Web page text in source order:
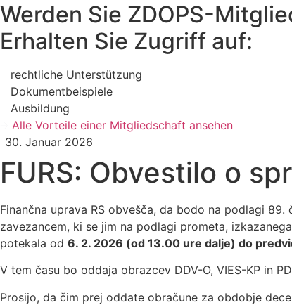
Werden Sie ZDOPS-
Erhalten Sie Zugriff auf:
rechtliche Unterstützung
Dokumentbeispiele
Ausbildung
Alle Vorteile einer Mitgliedschaft ansehen
30. Januar 2026
FURS: Obvestilo o
Finančna uprava RS obvešča, da bodo na podlagi
zavezancem, ki se jim na podlagi prometa,
potekala od 6. 2. 2026 (od 13.00 ure dalje) do
V tem času bo oddaja obrazcev DDV-O, VIES-KP in
Prosijo, da čim prej oddate obračune za obdobje